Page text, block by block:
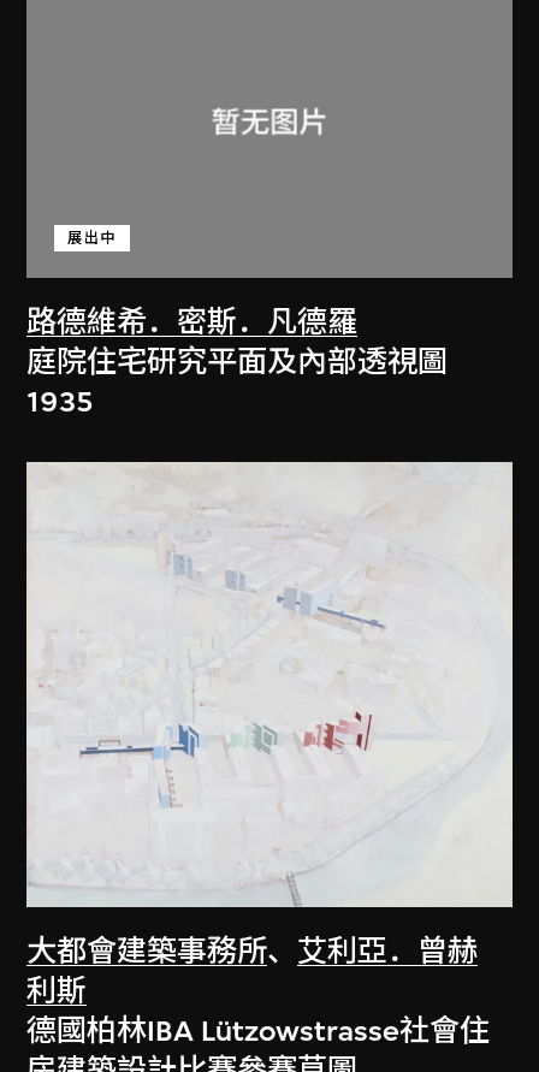
路德維希．密斯．凡德羅
展出中
庭院住宅研究平面及內部透視圖
1935
大都會建築事務所、 艾利亞．曾赫
利斯
德國柏林IBA Lützowstrasse社會住